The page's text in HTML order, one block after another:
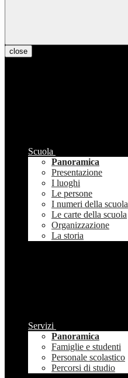
close
Scuola
Panoramica
Presentazione
I luoghi
Le persone
I numeri della scuola
Le carte della scuola
Organizzazione
La storia
Servizi
Panoramica
Famiglie e studenti
Personale scolastico
Percorsi di studio